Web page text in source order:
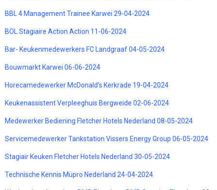
BBL 4 Management Trainee Karwei 29-04-2024
BOL Stagiaire Action Action 11-06-2024
Bar- Keukenmedewerkers FC Landgraaf 04-05-2024
Bouwmarkt Karwei 06-06-2024
Horecamedewerker McDonald’s Kerkrade 19-04-2024
Keukenassistent Verpleeghuis Bergweide 02-06-2024
Medewerker Bediening Fletcher Hotels Nederland 08-05-2024
Servicemedewerker Tankstation Vissers Energy Group 06-05-2024
Stagiair Keuken Fletcher Hotels Nederland 30-05-2024
Technische Kennis Müpro Nederland 24-04-2024